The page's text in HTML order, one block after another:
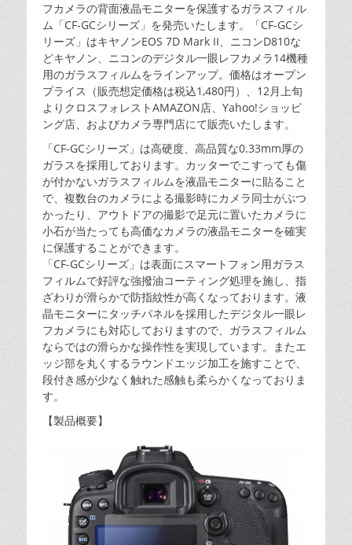
フカメラの背面液晶モニターを保護するガラスフィル
ム「CF-GCシリーズ」を発売いたします。「CF-GCシ
リーズ」はキヤノンEOS 7D Mark II、ニコンD810な
どキヤノン、ニコンのデジタル一眼レフカメラ14機種
用のガラスフィルムをラインアップ。価格はオープン
プライス（販売想定価格は税込1,480円）、12月上旬
よりクロスフォレストAMAZON店、Yahoo!ショッピ
ング店、およびカメラ専門店にて販売いたします。
「CF-GCシリーズ」は高硬度、高品質な0.33mm厚の
ガラスを採用しております。カッターでこすっても傷
が付かないガラスフィルムを液晶モニターに貼ること
で、複数台のカメラによる撮影時にカメラ同士がぶつ
かったり、アウトドアの撮影で足元に置いたカメラに
小石が当たっても高価なカメラの液晶モニターを確実
に保護することができます。
「CF-GCシリーズ」は表面にスマートフォン用ガラス
フィルムで好評な強撥油コーティング処理を施し、指
ざわりが滑らかで防指紋性が高くなっております。液
晶モニターにタッチパネルを採用したデジタル一眼レ
フカメラにも対応しておりますので、ガラスフィルム
ならではの滑らかな操作性を実現しています。またエ
ッジ部を丸くするラウンドエッジ加工を施すことで、
段付き感が少なく触れた感触も柔らかくなっておりま
す。
【製品概要】